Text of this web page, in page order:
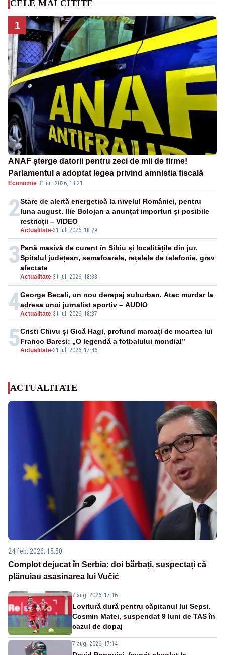
CELE MAI CITITE
1
ANAF șterge datorii pentru zeci de mii de firme!
Parlamentul a adoptat legea privind amnistia fiscală
Economie·31 iul. 2026, 18:21
2
Actualitate-31 iul. 2026, 18:29
Stare de alertă energetică la nivelul României, pentru
luna august. Ilie Bolojan a anunțat importuri și posibile
restricții – VIDEO
3
Actualitate-31 iul. 2026, 18:33
Pană masivă de curent în Sibiu și localitățile din jur.
Spitalul județean, semafoarele, rețelele de telefonie, grav
afectate
4Actualitate-31 iul. 2026, 18:37
George Becali, un nou derapaj suburban. Atac murdar la
adresa unui jurnalist sportiv – AUDIO
5Actualitate-31 iul. 2026, 17:46
Cristi Chivu și Gică Hagi, profund marcați de moartea lui
Franco Baresi: „O legendă a fotbalului mondial”
ACTUALITATE
24 feb. 2026, 15:50
Complot dejucat în Serbia: doi bărbați, suspectați că
plănuiau asasinarea lui Vučić
7 aug. 2026, 17:16
Lovitură dură pentru căpitanul lui Sepsi.
Cosmin Matei, suspendat 9 luni de TAS în
cazul de dopaj
7 aug. 2026, 17:14